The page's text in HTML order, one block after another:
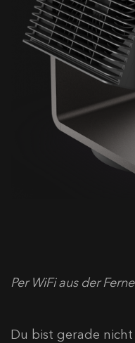
Per WiFi aus der
Du bist gerade